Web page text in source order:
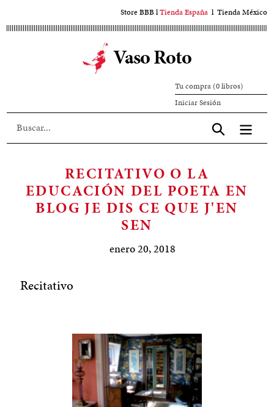
al
Store BBBlTienda España l Tienda México
Vaso Roto
Tu compra (0 libros)
Iniciar SesiónIniciar
sesión
Aceptar
RECITATIVO O LA
EDUCACIÓN DEL POETA EN
BLOG JE DIS CE QUE J'EN
SEN
enero 20, 2018
Recitativo